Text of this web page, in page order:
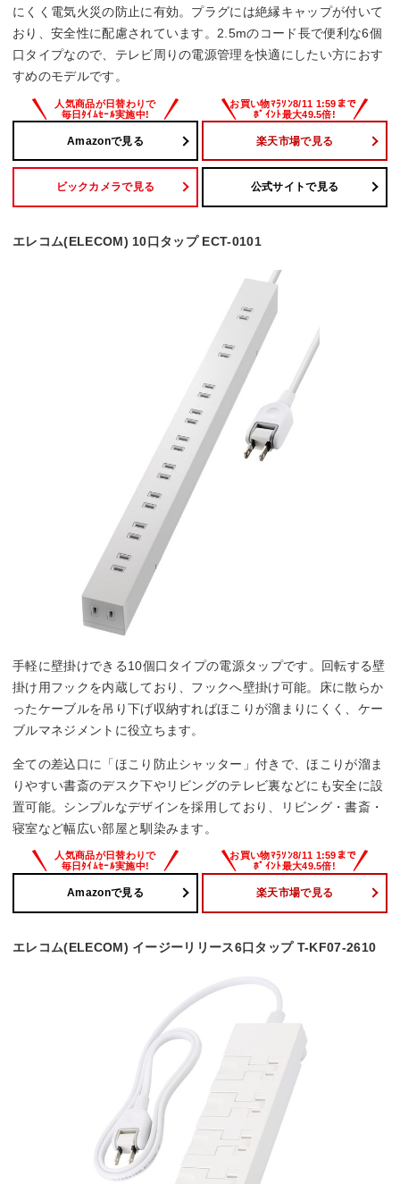
にくく電気火災の防止に有効。プラグには絶縁キャップが付いて
おり、安全性に配慮されています。2.5mのコード長で便利な6個
口タイプなので、テレビ周りの電源管理を快適にしたい方におす
すめのモデルです。
Amazonで見る 楽天市場で見る
ビックカメラで見る 公式サイトで見る
エレコム(ELECOM) 10口タップ ECT-0101
手軽に壁掛けできる10個口タイプの電源タップです。回転する壁
掛け用フックを内蔵しており、フックへ壁掛け可能。床に散らか
ったケーブルを吊り下げ収納すればほこりが溜まりにくく、ケー
ブルマネジメントに役立ちます。
全ての差込口に「ほこり防止シャッター」付きで、ほこりが溜ま
りやすい書斎のデスク下やリビングのテレビ裏などにも安全に設
置可能。シンプルなデザインを採用しており、リビング・書斎・
寝室など幅広い部屋と馴染みます。
Amazonで見る 楽天市場で見る
エレコム(ELECOM) イージーリリース6口タップ T-KF07-2610